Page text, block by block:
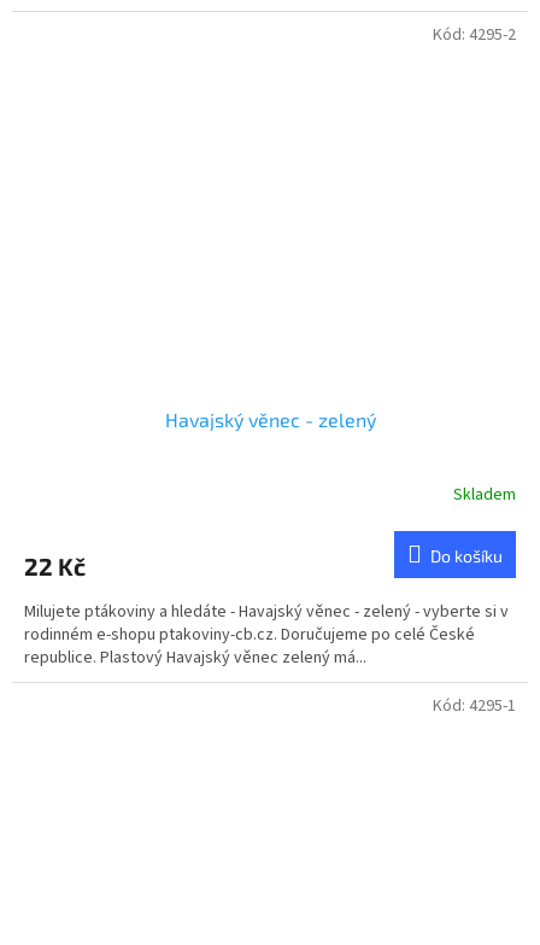
Havajský věnec - zelený
Skladem
22 Kč Do košíku
Milujete ptákoviny a hledáte - Havajský věnec - zelený - vyberte si v
rodinném e-shopu ptakoviny-cb.cz. Doručujeme po celé České
republice. Plastový Havajský věnec zelený má...
Kód: 4295-2
Kód: 4295-1